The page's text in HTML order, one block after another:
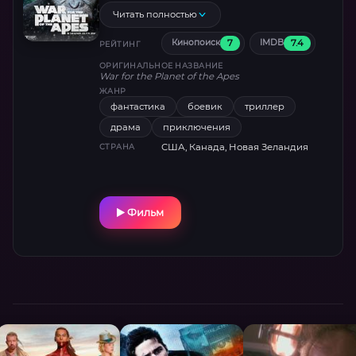
Читать полностью
РЕЙТИНГ Кинопоиск 7 IMDB 7.4
ОРИГИНАЛЬНОЕ НАЗВАНИЕ
War for the Planet of the Apes
ЖАНР
фантастика боевик
триллер
драма
приключения
СТРАНА США, Канада, Новая Зеландия
Фильм